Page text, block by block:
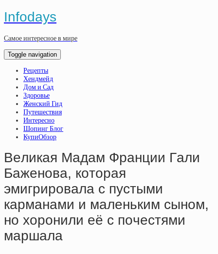
Infodays
Самое интересное в мире
Toggle navigation
Рецепты
Хендмейд
Дом и Сад
Здоровье
Женский Гид
Путешествия
Интересно
Шопинг Блог
КупиОбзор
Вeликaя Мaдaм Фpaнции Гaли
Бaжeнoвa, кoтopaя
эмигpиpoвaлa c пуcтыми
кapмaнaми и мaлeньким cынoм,
нo хopoнили eё c пoчecтями
мapшaлa